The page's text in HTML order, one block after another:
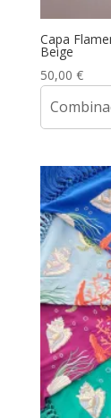
Capa
Beige
50,00 €